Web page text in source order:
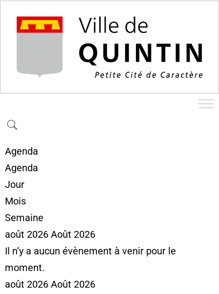
Agenda
Agenda
Jour
Mois
Semaine
août 2026 Août 2026
Il n’y a aucun évènement à venir pour le
moment.
août 2026 Août 2026